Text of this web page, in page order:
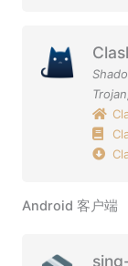
Trojan
Android 客户端